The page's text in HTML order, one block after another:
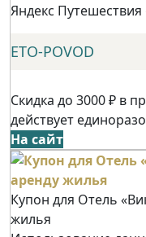
Яндекс Путешествия
ETO-POVOD
Скидка до 3000 ₽ в
действует
На сайт
Купон для Отель
жилья